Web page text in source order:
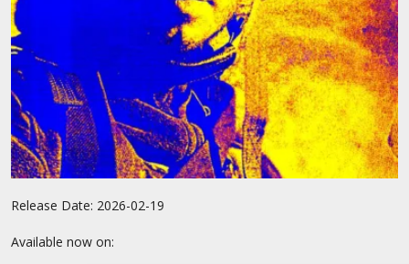
Release Date: 2026-02-19
Available now on: